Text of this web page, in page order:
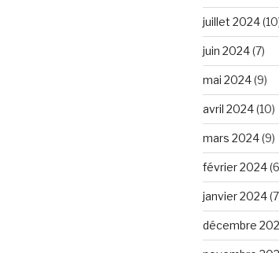
juillet 2024
juin 2024(7)
mai 2024(9)
avril 2024(10)
mars 2024(9)
février 2024
janvier 2024
décembre